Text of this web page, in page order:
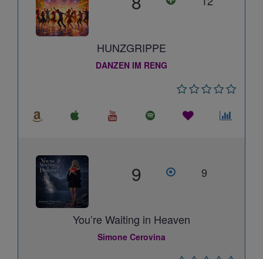
HUNZGRIPPE
DANZEN IM RENG
9 9
You’re Waiting in Heaven
Simone Cerovina